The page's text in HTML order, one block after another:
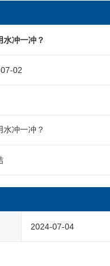
冲一冲？
02
冲一冲？
2024-07-04